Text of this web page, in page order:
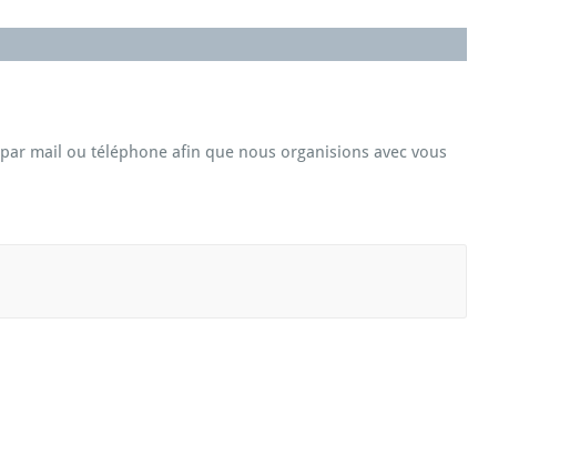
par mail ou téléphone afin que nous organisions avec vous